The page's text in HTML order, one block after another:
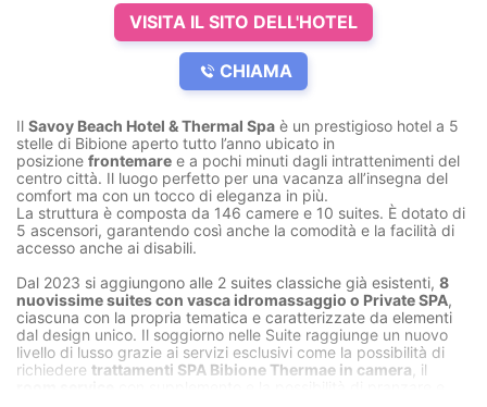
VISITA IL SITO DELL'HOTEL
CHIAMA
Il Savoy Beach Hotel & Thermal Spa è un prestigioso hotel a 5
stelle di Bibione aperto tutto l’anno ubicato in
posizione frontemare e a pochi minuti dagli intrattenimenti del
centro città. Il luogo perfetto per una vacanza all’insegna del
comfort ma con un tocco di eleganza in più.
La struttura è composta da 146 camere e 10 suites. È dotato di
5 ascensori, garantendo così anche la comodità e la facilità di
accesso anche ai disabili.
Dal 2023 si aggiungono alle 2 suites classiche già esistenti, 8
nuovissime suites con vasca idromassaggio o Private SPA,
ciascuna con la propria tematica e caratterizzate da elementi
dal design unico. Il soggiorno nelle Suite raggiunge un nuovo
livello di lusso grazie ai servizi esclusivi come la possibilità di
richiedere trattamenti SPA Bibione Thermae in camera , il